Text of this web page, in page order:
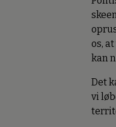
os,
kan
Det
vi